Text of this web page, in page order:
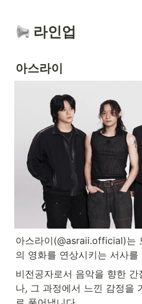
라인업
아스라이
아스라이(@asraii.official)는
의 영화를 연상시키는 서사
비전공자로서 음악을 향한
나, 그 과정에서 느낀 감정을